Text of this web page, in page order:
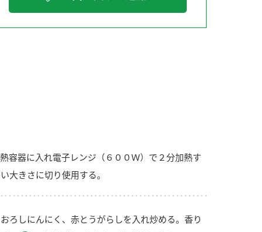
容器に入れ電子レンジ（６００Ｗ）で２分加熱す
大きさに切り使用する。
ろしにんにく、赤とうがらしを入れ炒める。香り